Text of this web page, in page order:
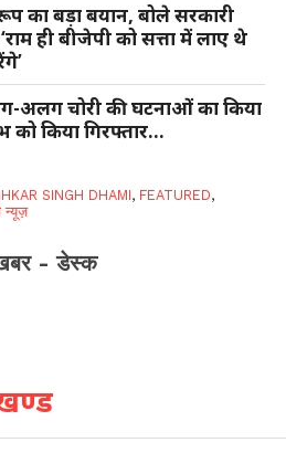
का बड़ा बयान, बोले सरकारी
ही बीजेपी को सत्ता में लाए थे
अलग चोरी की घटनाओं का किया
किया गिरफ्तार…
SINGH DHAMI, FEATURED,
न्यूज़
- डेस्क